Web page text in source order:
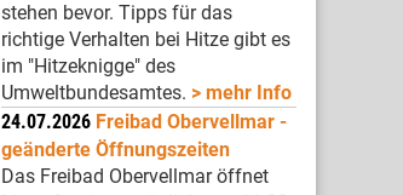
stehen bevor. Tipps für das
richtige Verhalten bei Hitze gibt es
im "Hitzeknigge" des
Umweltbundesamtes.
mehr Info
24.07.2026 Freibad Obervellmar -
geänderte Öffnungszeiten
Das Freibad Obervellmar öffnet